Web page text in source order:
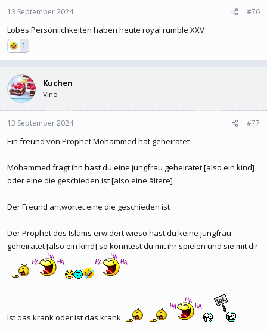
13 September 2024 #76
Lobes Persönlichkeiten haben heute royal rumble XXV
1
Kuchen
Vino
13 September 2024 #77
Ein freund von Prophet Mohammed hat geheiratet
Mohammed fragt ihn hast du eine jungfrau geheiratet [also ein kind]
oder eine die geschieden ist [also eine ältere]
Der Freund antwortet eine die geschieden ist
Der Prophet des Islams erwidert wieso hast du keine jungfrau
geheiratet [also ein kind] so könntest du mit ihr spielen und sie mit dir
Ist das krank oder ist das krank